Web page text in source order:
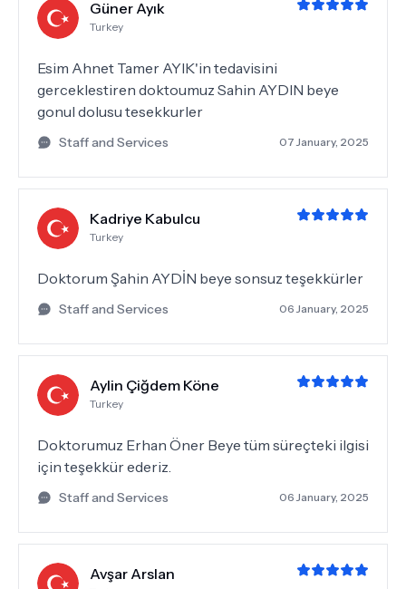
Güner Ayık
Turkey
Esim Ahnet Tamer AYIK'in tedavisini
gerceklestiren doktoumuz Sahin AYDIN beye
gonul dolusu tesekkurler
Staff and Services 07 January, 2025
Kadriye Kabulcu
Turkey
Doktorum Şahin AYDİN beye sonsuz teşekkürler
Staff and Services 06 January, 2025
Aylin Çiğdem Köne
Turkey
Doktorumuz Erhan Öner Beye tüm süreçteki ilgisi
için teşekkür ederiz.
Staff and Services 06 January, 2025
Avşar Arslan